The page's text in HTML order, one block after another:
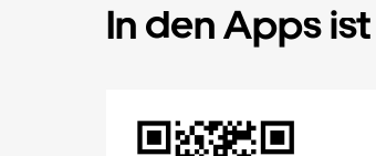
In den Apps